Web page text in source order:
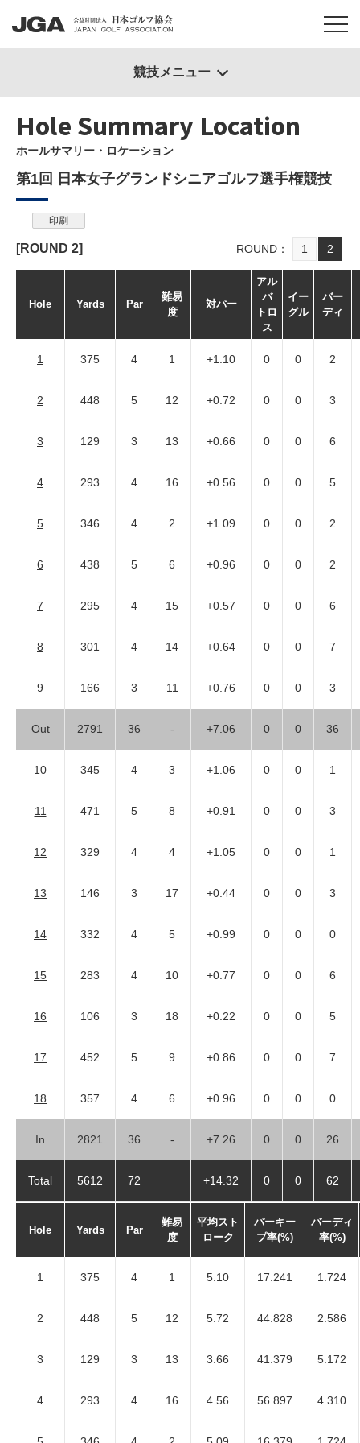
Hole Summary Location
ホールサマリー・ロケーション
第1回 日本女子グランドシニアゴルフ選手権競技
[ROUND 2] ROUND 1 2
印刷
Hole Yards Par
難易
度
対パー
アル
バ
トロ
ス
イー
グル
バー
ディ
1 375 4 1 +1.10 0 0 2
2 448 5 12 +0.72 0 0 3
3 129 3 13 +0.66 0 0 6
4 293 4 16 +0.56 0 0 5
5 346 4 2 +1.09 0 0 2
6 438 5 6 +0.96 0 0 2
7 295 4 15 +0.57 0 0 6
8 301 4 14 +0.64 0 0 7
9 166 3 11 +0.76 0 0 3
Out 2791 36 - +7.06 0 0 36
10 345 4 3 +1.06 0 0 1
11 471 5 8 +0.91 0 0 3
12 329 4 4 +1.05 0 0 1
13 146 3 17 +0.44 0 0 3
14 332 4 5 +0.99 0 0 0
15 283 4 10 +0.77 0 0 6
16 106 3 18 +0.22 0 0 5
17 452 5 9 +0.86 0 0 7
18 357 4 6 +0.96 0 0 0
In 2821 36 - +7.26 0 0 26
Total 5612 72 +14.32 0 0 62
Hole Yards Par
難易
度
平均スト
ローク
パーキー
プ率(%)
バーディ
率(%)
1 375 4 1 5.10 17.241 1.724
2 448 5 12 5.72 44.828 2.586
3 129 3 13 3.66 41.379 5.172
4 293 4 16 4.56 56.897 4.310
競技メニュー